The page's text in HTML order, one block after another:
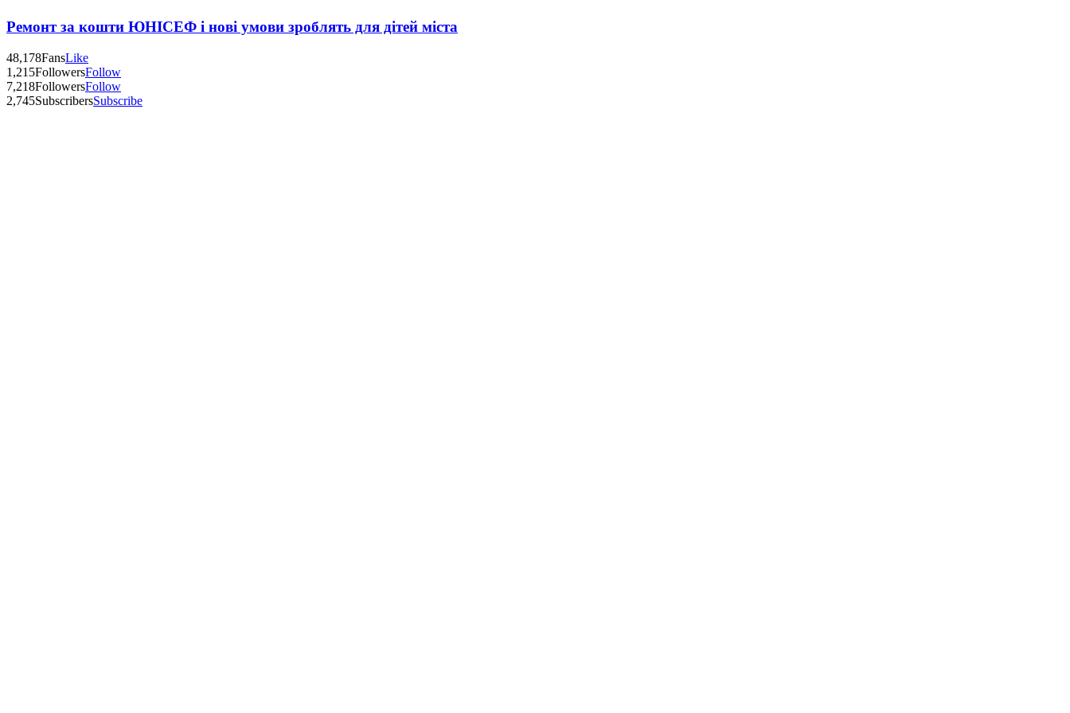
Ремонт за кошти ЮНІСЕФ і нові умови зроблять для дітей міста
48,178FansLike
1,215FollowersFollow
7,218FollowersFollow
2,745SubscribersSubscribe